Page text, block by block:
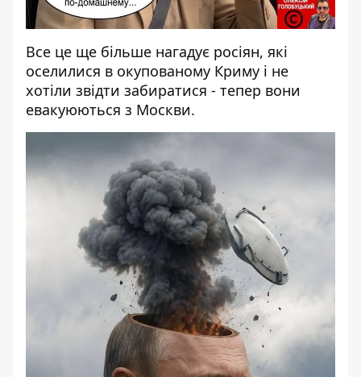
Все це ще більше нагадує росіян, які
оселилися в окупованому Криму і не
хотіли звідти забиратися - тепер вони
евакуюються з Москви.